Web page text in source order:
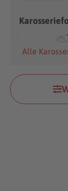
Alle